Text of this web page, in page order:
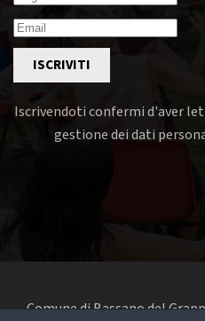
ISCRIVITI
Iscrivendoti confermi d'aver
gestione dei dati
Comune di Bassano del